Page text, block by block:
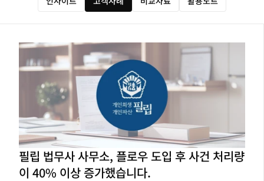
필립 법무사 사무소, 플로우 도입 후 사건 처리량
이 40% 이상 증가했습니다.